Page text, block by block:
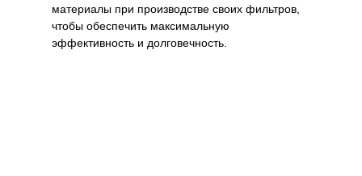
материалы при производстве своих фильтров,
чтобы обеспечить максимальную
эффективность и долговечность.